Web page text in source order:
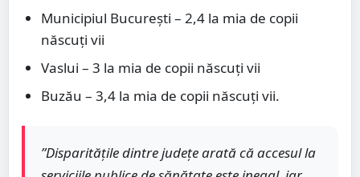
Municipiul București – 2,4 la mia de copii
născuți vii
Vaslui – 3 la mia de copii născuți vii
Buzău – 3,4 la mia de copii născuți vii.
”Disparitățile dintre județe arată că accesul la